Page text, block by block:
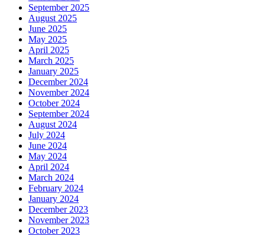
September 2025
August 2025
June 2025
May 2025
April 2025
March 2025
January 2025
December 2024
November 2024
October 2024
September 2024
August 2024
July 2024
June 2024
May 2024
April 2024
March 2024
February 2024
January 2024
December 2023
November 2023
October 2023